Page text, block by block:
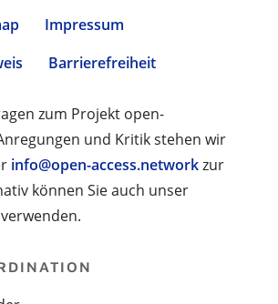
Impressum
Barrierefreiheit
zum Projekt open-
und Kritik stehen wir
info@open-access.networkzur
können Sie auch unser